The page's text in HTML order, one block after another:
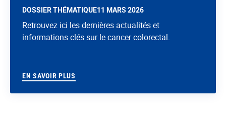
DOSSIER THÉMATIQUE11 MARS 2026
Retrouvez ici les dernières actualités et
informations clés sur le cancer colorectal.
EN SAVOIR PLUS